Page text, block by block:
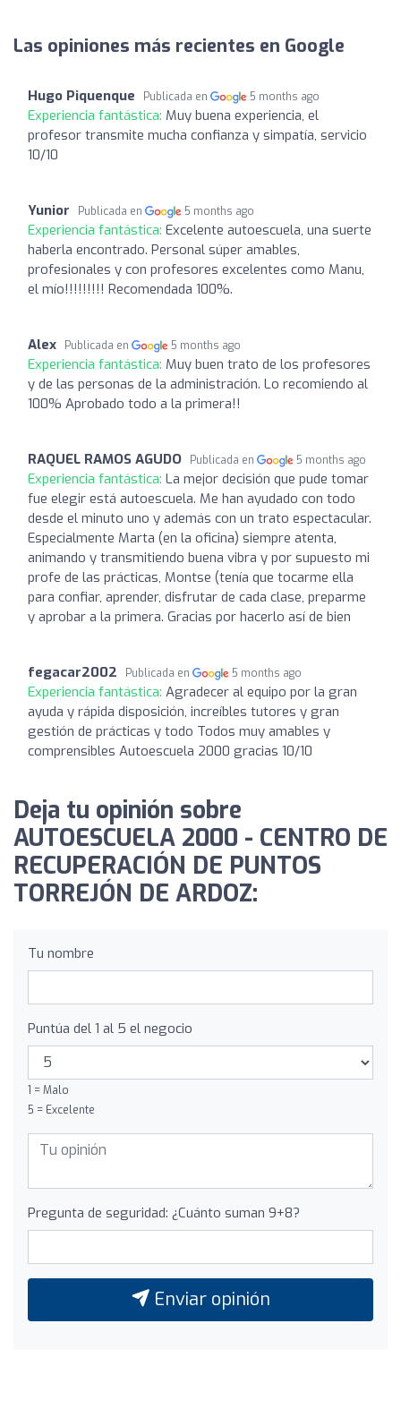
Las opiniones más recientes en Google
Hugo Piquenque Publicada en 5 months ago
Experiencia fantástica: Muy buena experiencia, el
profesor transmite mucha confianza y simpatía, servicio
10/10
Yunior Publicada en 5 months ago
Experiencia fantástica: Excelente autoescuela, una suerte
haberla encontrado. Personal súper amables,
profesionales y con profesores excelentes como Manu,
el mío!!!!!!!!! Recomendada 100%.
Alex Publicada en 5 months ago
Experiencia fantástica: Muy buen trato de los profesores
y de las personas de la administración. Lo recomiendo al
100% Aprobado todo a la primera!!
RAQUEL RAMOS AGUDO Publicada en 5 months ago
Experiencia fantástica: La mejor decisión que pude tomar
fue elegir está autoescuela. Me han ayudado con todo
desde el minuto uno y además con un trato espectacular.
Especialmente Marta (en la oficina) siempre atenta,
animando y transmitiendo buena vibra y por supuesto mi
profe de las prácticas, Montse (tenía que tocarme ella
para confiar, aprender, disfrutar de cada clase, preparme
y aprobar a la primera. Gracias por hacerlo así de bien
fegacar2002 Publicada en 5 months ago
Experiencia fantástica: Agradecer al equipo por la gran
ayuda y rápida disposición, increíbles tutores y gran
gestión de prácticas y todo Todos muy amables y
comprensibles Autoescuela 2000 gracias 10/10
Deja tu opinión sobre
AUTOESCUELA 2000 - CENTRO DE
RECUPERACIÓN DE PUNTOS
TORREJÓN DE ARDOZ:
Tu nombre
Puntúa del 1 al 5 el negocio
1 = Malo
5 = Excelente
Pregunta de seguridad: ¿Cuánto suman 9+8?
Enviar opinión